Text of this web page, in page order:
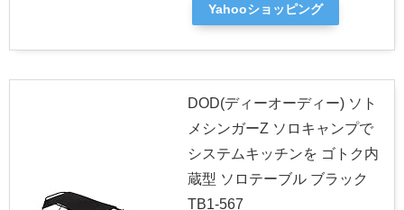
Yahooショッピング
DOD(ディーオーディー) ソト
メシンガーZ ソロキャンプで
システムキッチンを ゴトク内
蔵型 ソロテーブル ブラック
TB1-567